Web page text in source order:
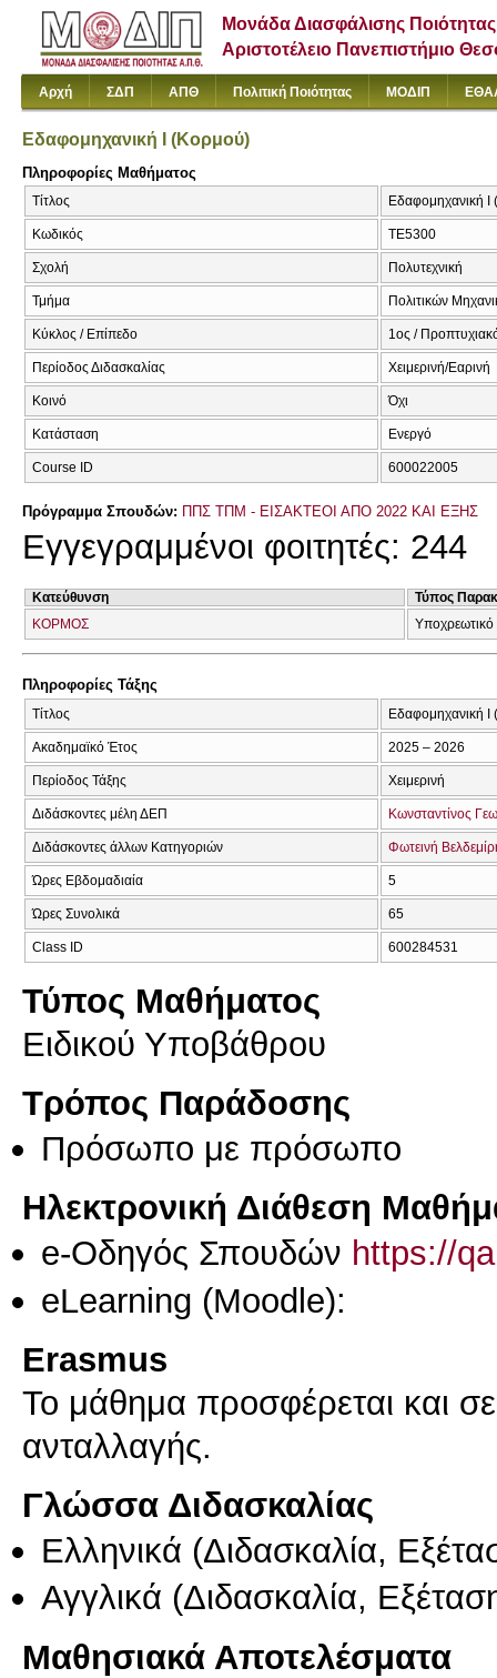
Μονάδα Διασφάλισης Ποιότητας
Αριστοτέλειο Πανεπιστήμιο
Αρχή ΣΔΠ ΑΠΘ Πολιτική Ποιότητας ΜΟΔΙΠ
Εδαφομηχανική Ι (Κορμού)
Πληροφορίες Μαθήματος
Τίτλος Εδαφομηχανική
Κωδικός ΤΕ5300
Σχολή Πολυτεχνική
Τμήμα Πολιτικών
Κύκλος / Επίπεδο 1ος /
Περίοδος Διδασκαλίας Χειμερινή/Εαρινή
Κοινό Όχι
Κατάσταση Ενεργό
Course ID 600022005
Πρόγραμμα Σπουδών: ΠΠΣ ΤΠΜ - ΕΙΣΑΚΤΕΟΙ ΑΠΟ 2022 ΚΑΙ ΕΞΗΣ
Εγγεγραμμένοι φοιτητές: 244
Κατεύθυνση
Τύπος
ΚΟΡΜΟΣ
Υποχρεωτικό
Πληροφορίες Τάξης
Τίτλος Εδαφομηχανική
Ακαδημαϊκό Έτος 2025 – 2026
Περίοδος Τάξης Χειμερινή
Διδάσκοντες μέλη ΔΕΠ Κωνσταντίνος
Διδάσκοντες άλλων Κατηγοριών Φωτεινή
Ώρες Εβδομαδιαία 5
Ώρες Συνολικά 65
Class ID 600284531
Τύπος Μαθήματος
Ειδικού Υποβάθρου
Τρόπος Παράδοσης
Πρόσωπο με πρόσωπο
Ηλεκτρονική Διάθεση
e-Οδηγός Σπουδών https://
eLearning (Moodle):
Erasmus
Το μάθημα προσφέρεται και
ανταλλαγής.
Γλώσσα Διδασκαλίας
Ελληνικά (Διδασκαλία,
Αγγλικά (Διδασκαλία,
Μαθησιακά Αποτελέσματα